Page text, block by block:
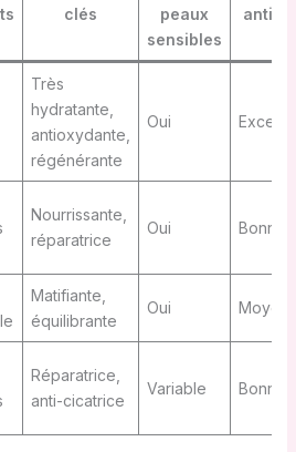
clés
peaux
sensibles
anti-
Très
hydratante,
antioxydante,
régénérante
Oui
Nourrissante,
réparatrice
Oui Bonne
Matifiante,
équilibrante
Oui
Réparatrice,
anti-cicatrice
Variable Bonne